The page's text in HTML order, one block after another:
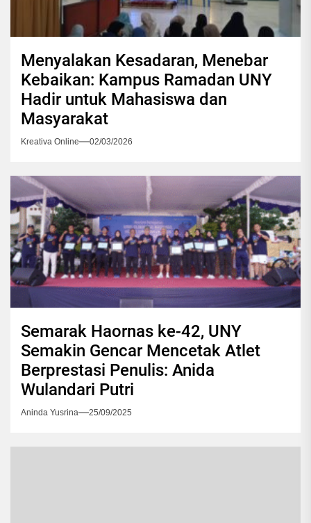
Menyalakan Kesadaran, Menebar
Kebaikan: Kampus Ramadan UNY
Hadir untuk Mahasiswa dan
Masyarakat
Kreativa Online 02/03/2026
Semarak Haornas ke-42, UNY
Semakin Gencar Mencetak Atlet
Berprestasi Penulis: Anida
Wulandari Putri
Aninda Yusrina 25/09/2025